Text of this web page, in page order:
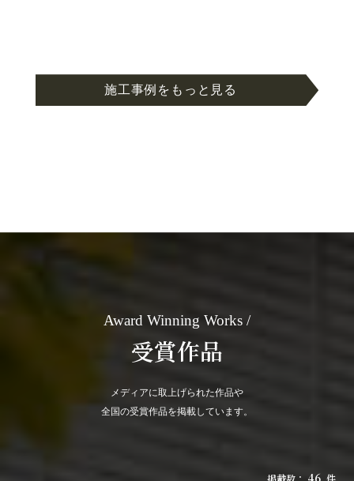
施工事例をもっと見る
Award Winning Works
受賞作品
メディアに取上げられた作品や
全国の受賞作品を掲載しています。
掲載数： 46 件